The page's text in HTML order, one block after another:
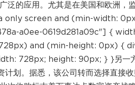
泛的应用。尤其是在美国和欧洲，
only screen and (min-width:
a0ee-0619d281a09c"] {
and (min-height: 0px) {
728px; height: 90px; } }另一方
划。据悉，该公司转而选择直接